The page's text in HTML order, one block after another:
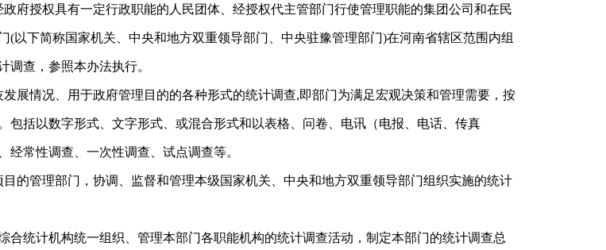
府授权具有一定行政职能的人民团体、经授权代主管部门行使管理职能的集团公司和在民
以下简称国家机关、中央和地方双重领导部门、中央驻豫管理部门)在河南省辖区范围内组
查，参照本办法执行。
展情况、用于政府管理目的的各种形式的统计调查,即部门为满足宏观决策和管理需要，按
括以数字形式、文字形式、或混合形式和以表格、问卷、电讯（电报、电话、传真
常性调查、一次性调查、试点调查等。
的管理部门，协调、监督和管理本级国家机关、中央和地方双重领导部门组织实施的统计
统计机构统一组织、管理本部门各职能机构的统计调查活动，制定本部门的统计调查总